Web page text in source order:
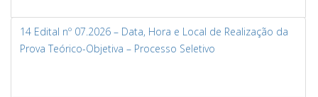
14 Edital nº 07.2026 – Data, Hora e Local de Realização da
Prova Teórico-Objetiva – Processo Seletivo